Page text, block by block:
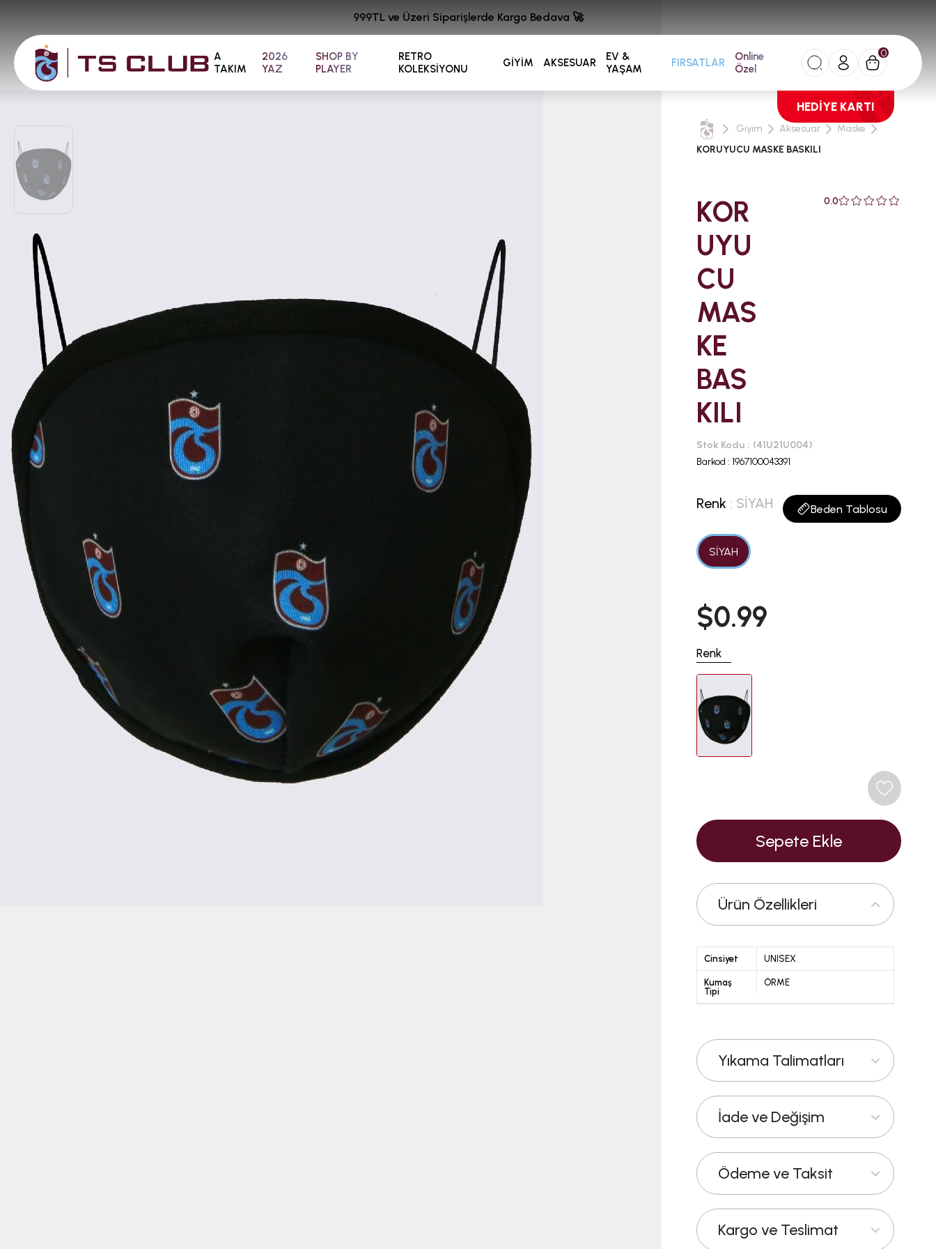
A
TAKIM
2026
YAZ
SHOP BY
PLAYER
RETRO
KOLEKSİYONU
GİYİM AKSESUAR
EV &
YAŞAM
FIRSATLAR
Online
Özel
0
HEDİYE KARTI
999TL ve Üzeri Siparişlerde Kargo Bedava 🚀
Giyim Aksesuar
Maske
KORUYUCU MASKE BASKILI
KOR
UYU
CU
MAS
KE
BAS
KILI
0.0
Stok Kodu
(41U21U004)
Barkod : 1967100043391
Renk Beden Tablosu
: SİYAH
SİYAH
$0.99
Renk
Ürün Özellikleri
Cinsiyet UNISEX
Kumaş
Tipi
ÖRME
Yıkama Talimatları
İade ve Değişim
Ödeme ve Taksit
Kargo ve Teslimat